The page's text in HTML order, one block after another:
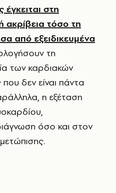
στη
ακρίβεια τόσο τη
από εξειδικευμένα
τη
των καρδιακών
δεν είναι πάντα
η εξέταση
όσο και στον